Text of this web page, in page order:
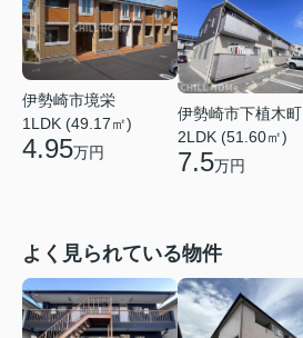
伊勢崎市境栄
1LDK (49.17㎡)
4.95万円
伊勢崎市下植木町
2LDK (51.60㎡)
7.5万円
よく見られている物件